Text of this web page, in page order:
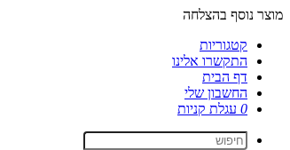
מוצר נוסף בהצלחה
קטגוריות
התקשרו אלינו
דף הבית
החשבון שלי
0 עגלת קניות